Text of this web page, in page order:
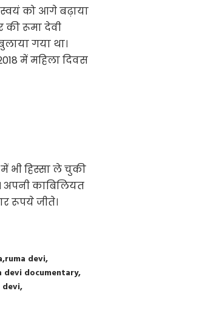
को आगे बढ़ाया
की रूमा देवी
गया था।
में महिला दिवस
भी हिस्सा ले चुकी
अपनी काबिलियत
रूपये जीते।
ruma devi
devi documentary
devi